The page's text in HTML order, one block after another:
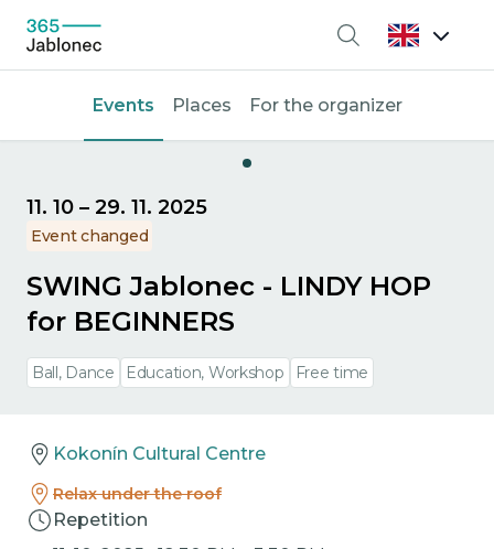
Search
Events Places For the organizer
11. 10 – 29. 11. 2025
Event changed
SWING Jablonec - LINDY HOP
for BEGINNERS
Ball, Dance Education, Workshop Free time
Kokonín Cultural Centre
Relax under the roof
Repetition